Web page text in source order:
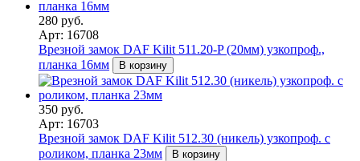
280 руб.
Арт: 16708
Врезной замок DAF Kilit 511.20-P (20мм) узкопроф.,
планка 16мм
В корзину
350 руб.
Арт: 16703
Врезной замок DAF Kilit 512.30 (никель) узкопроф. с
роликом, планка 23мм
В корзину